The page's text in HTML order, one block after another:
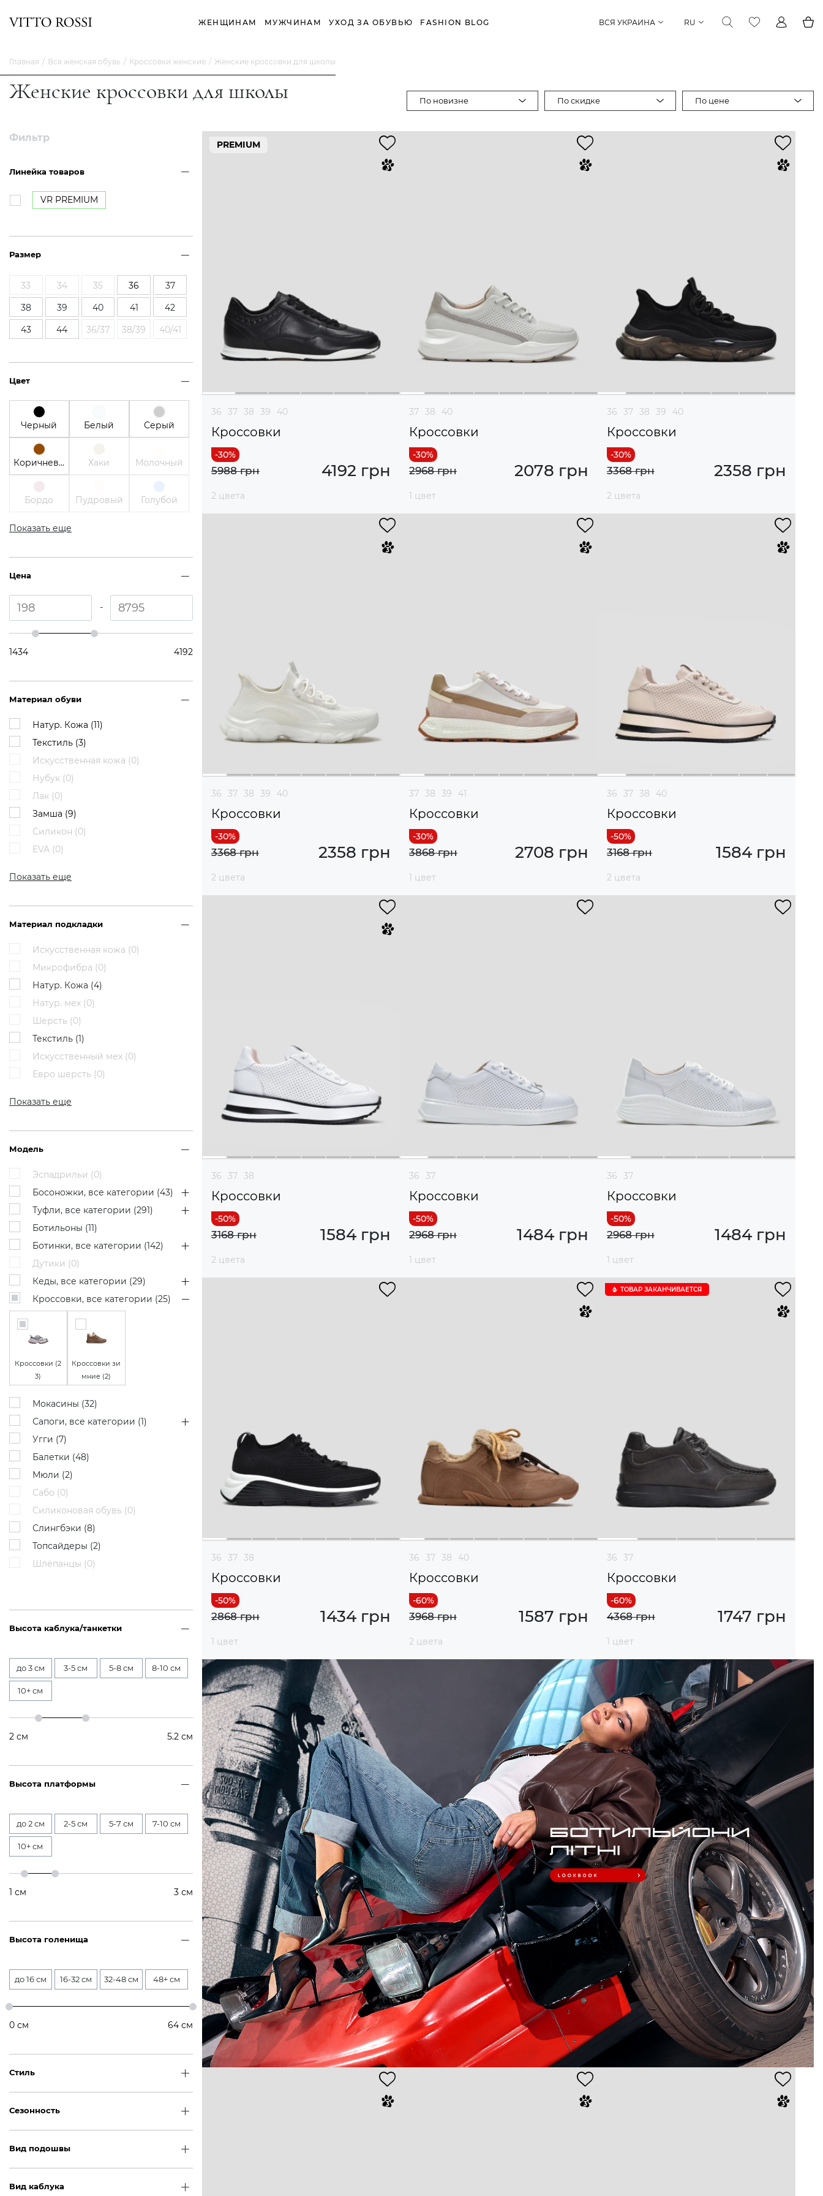
ЖЕНЩИНАМ МУЖЧИНАМ УХОД ЗА ОБУВЬЮ FASHION BLOG ВСЯ УКРАИНА RU
Главная Вся женская обувь Кроссовки женские Женские кроссовки для школы
Женские кроссовки для школы По новизне По скидке По цене
Фильтр
Линейка товаров
VR PREMIUM
Размер
33 34 35 36
37
38
39 40 41
42
43
44 36/37 38/39 40/41
Цвет
Черный Белый Серый
Коричневый Хаки Молочный
Бордо Пудровый Голубой
Показать еще
Цена
-
1434 4192
Материал обуви
Натур. Кожа (11)
Текстиль (3)
Искусственная кожа (0)
Нубук (0)
Лак (0)
Замша (9)
Силикон (0)
EVA (0)
Показать еще
Материал подкладки
Искусственная кожа (0)
Микрофибра (0)
Натур. Кожа (4)
Натур. мех (0)
Шерсть (0)
Текстиль (1)
Искусственный мех (0)
Евро шерсть (0)
Показать еще
Модель
Эспадрильи (0)
Босоножки, все категории (43)
Туфли, все категории (291)
Ботильоны (11)
Ботинки, все категории (142)
Дутики (0)
Кеды, все категории (29)
Кроссовки, все категории (25)
Кроссовки (2
3)
Кроссовки зи
мние (2)
Мокасины (32)
Сапоги, все категории (1)
Угги (7)
Балетки (48)
Мюли (2)
Сабо (0)
Силиконовая обувь (0)
Слингбэки (8)
Топсайдеры (2)
Шлёпанцы (0)
Высота каблука/танкетки
до 3 см 3-5 см 5-8 см 8-10 см
10+ см
2 см 5.2 см
Высота платформы
до 2 см 2-5 см 5-7 см 7-10 см
10+ см
1 см 3 см
Высота голенища
до 16 см 16-32 см 32-48 см 48+ см
0 см 64 см
Стиль
Сезонность
Вид подошвы
Вид каблука
PREMIUM
36 37 38 39 40
Кроссовки
4192 грн
5988 грн
2 цвета
37 38 40
Кроссовки
2078 грн
2968 грн
1 цвет
36 37 38 39 40
Кроссовки
2358 грн
3368 грн
2 цвета
36 37 38 39 40
Кроссовки
2358 грн
3368 грн
2 цвета
37 38 39 41
Кроссовки
2708 грн
3868 грн
1 цвет
36 37 38 40
Кроссовки
1584 грн
3168 грн
2 цвета
36 37 38
Кроссовки
1584 грн
3168 грн
2 цвета
36 37
Кроссовки
1484 грн
2968 грн
1 цвет
36 37
Кроссовки
1484 грн
2968 грн
1 цвет
36 37 38
Кроссовки
1434 грн
2868 грн
1 цвет
36 37 38 40
Кроссовки
1587 грн
3968 грн
2 цвета
ТОВАР ЗАКАНЧИВАЕТСЯ
36 37
Кроссовки
1747 грн
4368 грн
1 цвет